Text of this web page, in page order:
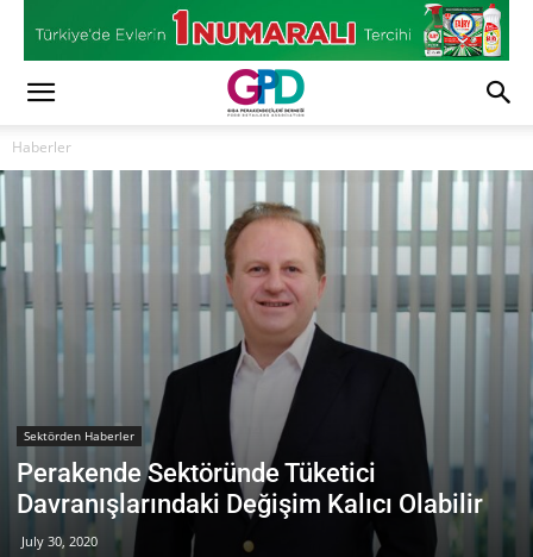
Haberler
Sektörden Haberler
Perakende Sektöründe Tüketici
Davranışlarındaki Değişim Kalıcı Olabilir
July 30, 2020